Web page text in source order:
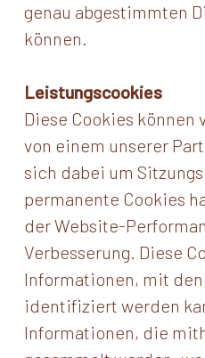
genau abgestimmten
können.
Leistungscookies
Diese Cookies können
von einem unserer
sich dabei um
permanente Cookies
der Website-
Verbesserung. Diese
Informationen, mit
identifiziert werden
Informationen, die